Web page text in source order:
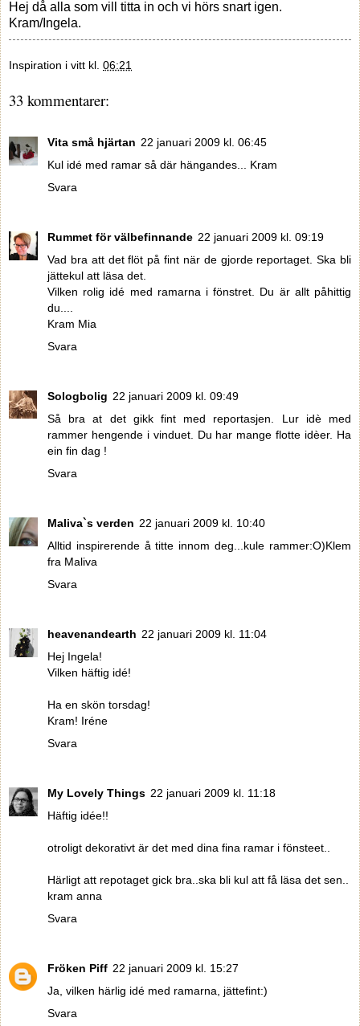
Hej då alla som vill titta in och vi hörs snart igen.
Kram/Ingela.
Inspiration i vitt kl. 06:21
33 kommentarer:
Vita små hjärtan 22 januari 2009 kl. 06:45
Kul idé med ramar så där hängandes... Kram
Svara
Rummet för välbefinnande 22 januari 2009 kl. 09:19
Vad bra att det flöt på fint när de gjorde reportaget. Ska bli
jättekul att läsa det.
Vilken rolig idé med ramarna i fönstret. Du är allt påhittig
du....
Kram Mia
Svara
Sologbolig 22 januari 2009 kl. 09:49
Så bra at det gikk fint med reportasjen. Lur idè med
rammer hengende i vinduet. Du har mange flotte idèer. Ha
ein fin dag !
Svara
Maliva`s verden 22 januari 2009 kl. 10:40
Alltid inspirerende å titte innom deg...kule rammer:O)Klem
fra Maliva
Svara
heavenandearth 22 januari 2009 kl. 11:04
Hej Ingela!
Vilken häftig idé!
Ha en skön torsdag!
Kram! Iréne
Svara
My Lovely Things 22 januari 2009 kl. 11:18
Häftig idée!!
otroligt dekorativt är det med dina fina ramar i fönsteet..
Härligt att repotaget gick bra..ska bli kul att få läsa det sen..
kram anna
Svara
Fröken Piff 22 januari 2009 kl. 15:27
Ja, vilken härlig idé med ramarna, jättefint:)
Svara